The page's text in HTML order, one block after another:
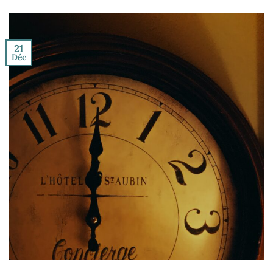
21
Déc